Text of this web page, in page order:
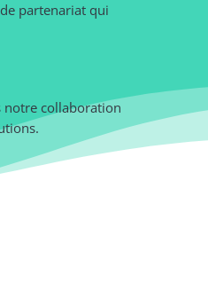
partenariat qui
notre collaboration